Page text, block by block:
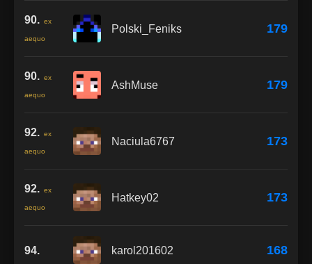
90. ex
aequo
Polski_Feniks 179
90. ex
aequo
AshMuse 179
92. ex
aequo
Naciula6767 173
92. ex
aequo
Hatkey02 173
94. karol201602 168